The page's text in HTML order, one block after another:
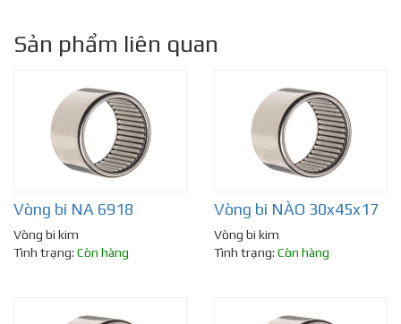
Sản phẩm liên quan
Vòng bi NA 6918
Vòng bi kim
Tình trạng: Còn hàng
Vòng bi NÀO 30x45x17
Vòng bi kim
Tình trạng: Còn hàng